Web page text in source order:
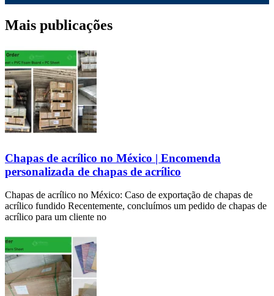
Mais publicações
Chapas de acrílico no México | Encomenda
personalizada de chapas de acrílico
Chapas de acrílico no México: Caso de exportação de chapas de
acrílico fundido Recentemente, concluímos um pedido de chapas de
acrílico para um cliente no